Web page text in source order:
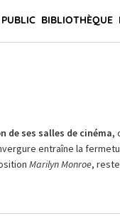
BIBLIOTHÈQUE
de ses salles de cinéma,
entraîne la
Marilyn Monroe,